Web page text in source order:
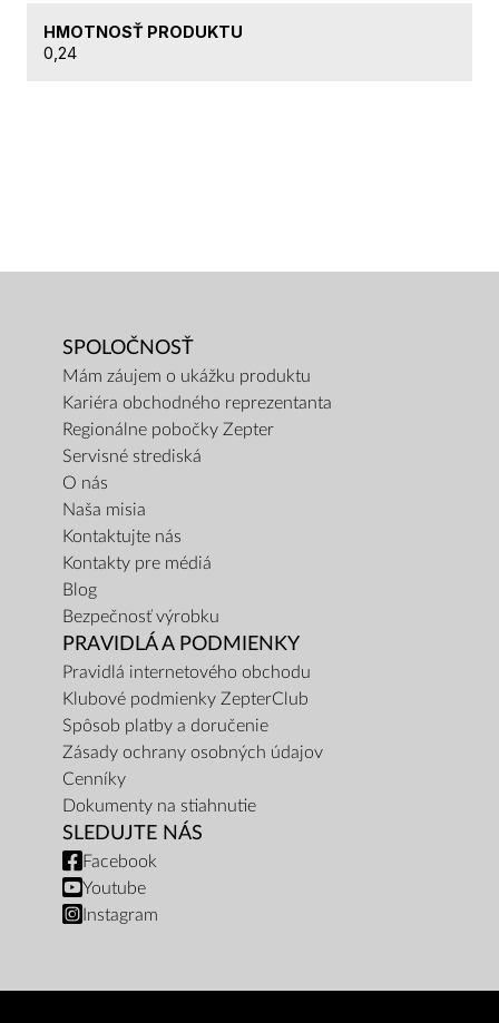
HMOTNOSŤ PRODUKTU
0,24
SPOLOČNOSŤ
Mám záujem o ukážku produktu
Kariéra obchodného reprezentanta
Regionálne pobočky Zepter
Servisné strediská
O nás
Naša misia
Kontaktujte nás
Kontakty pre médiá
Blog
Bezpečnosť výrobku
PRAVIDLÁ A PODMIENKY
Pravidlá internetového obchodu
Klubové podmienky ZepterClub
Spôsob platby a doručenie
Zásady ochrany osobných údajov
Cenníky
Dokumenty na stiahnutie
SLEDUJTE NÁS
Facebook
Youtube
Instagram